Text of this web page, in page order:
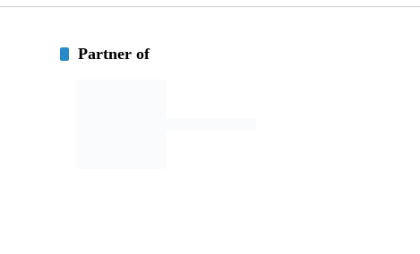
Partner of